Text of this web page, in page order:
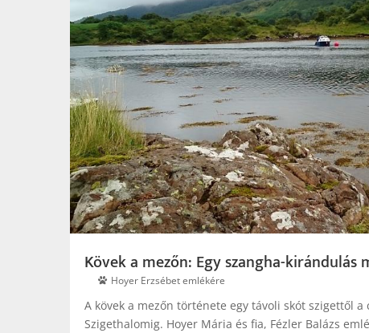
Kövek a mezőn: Egy szangha-kirándulás
Hoyer Erzsébet emlékére
A kövek a mezőn története egy távoli skót szigettől a
Szigethalomig. Hoyer Mária és fia, Fézler Balázs